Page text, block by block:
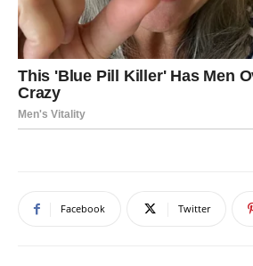
Facebook Twitter